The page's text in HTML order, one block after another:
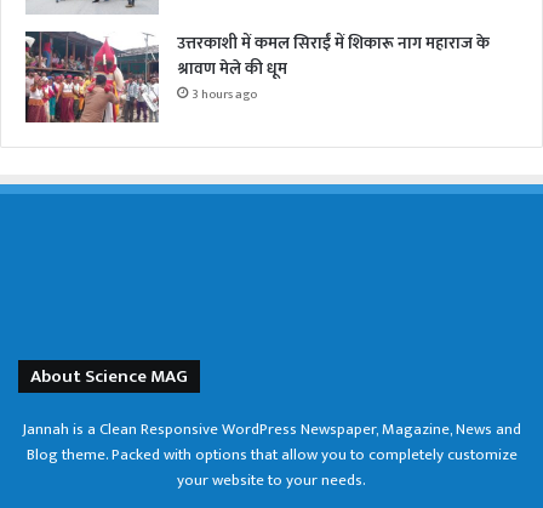
उत्तरकाशी में कमल सिराईं में शिकारू नाग महाराज के
श्रावण मेले की धूम
3 hours ago
About Science MAG
Jannah is a Clean Responsive WordPress Newspaper, Magazine, News and
Blog theme. Packed with options that allow you to completely customize
your website to your needs.